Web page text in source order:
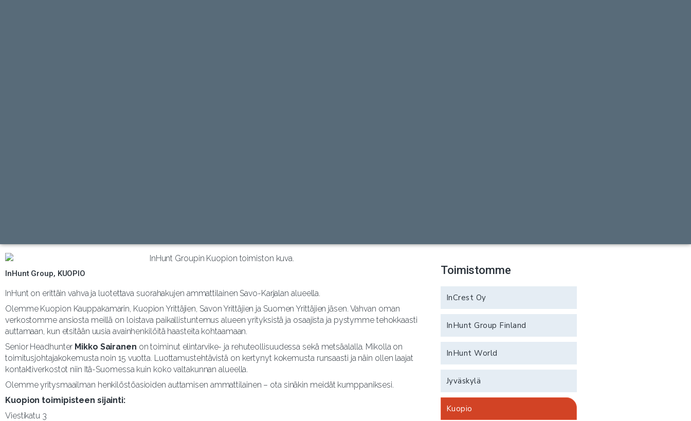
InHunt Group, KUOPIO
InHunt on erittäin vahva ja luotettava suorahakujen ammattilainen Savo-Karjalan alueella.
Olemme Kuopion Kauppakamarin, Kuopion Yrittäjien, Savon Yrittäjien ja Suomen Yrittäjien jäsen. Vahvan oman
verkostomme ansiosta meillä on loistava paikallistuntemus alueen yrityksistä ja osaajista ja pystymme tehokkaasti
auttamaan, kun etsitään uusia avainhenkilöitä haasteita kohtaamaan.
Senior Headhunter Mikko Sairanen on toiminut elintarvike- ja rehuteollisuudessa sekä metsäalalla. Mikolla on
toimitusjohtajakokemusta noin 15 vuotta. Luottamustehtävistä on kertynyt kokemusta runsaasti ja näin ollen laajat
kontaktiverkostot niin Itä-Suomessa kuin koko valtakunnan alueella.
Olemme yritysmaailman henkilöstöasioiden auttamisen ammattilainen – ota sinäkin meidät kumppaniksesi.
Kuopion toimipisteen sijainti:
Viestikatu 3
Toimistomme
InCrest Oy
InHunt Group Finland
InHunt World
Jyväskylä
Kuopio